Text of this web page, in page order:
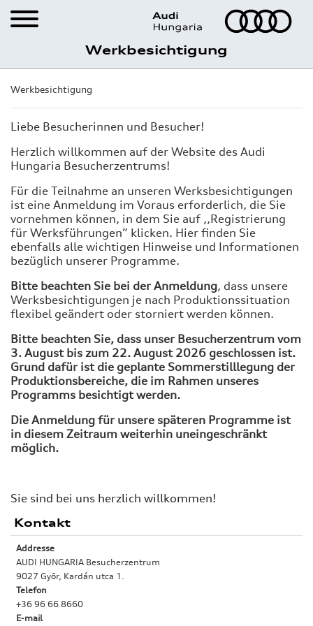
Werkbesichtigung
Werkbesichtigungen
Registrierung für
Werkführungen
Was Győr zu bieten hat
Audi Hungaria Shop
Werkbesichtigung
Liebe Besucherinnen und Besucher!
Herzlich willkommen auf der Website des Audi
Hungaria Besucherzentrums!
Für die Teilnahme an unseren Werksbesichtigungen
ist eine Anmeldung im Voraus erforderlich, die Sie
vornehmen können, in dem Sie auf ,,Registrierung
für Werksführungen” klicken. Hier finden Sie
ebenfalls alle wichtigen Hinweise und Informationen
bezüglich unserer Programme.
Bitte beachten Sie bei der Anmeldung, dass unsere
Werksbesichtigungen je nach Produktionssituation
flexibel geändert oder storniert werden können.
Bitte beachten Sie, dass unser Besucherzentrum vom
3. August bis zum 22. August 2026 geschlossen ist.
Grund dafür ist die geplante Sommerstilllegung der
Produktionsbereiche, die im Rahmen unseres
Programms besichtigt werden.
Die Anmeldung für unsere späteren Programme ist
in diesem Zeitraum weiterhin uneingeschränkt
möglich.
Sie sind bei uns herzlich willkommen!
Kontakt
Addresse
AUDI HUNGARIA Besucherzentrum
9027 Győr, Kardán utca 1.
Telefon
+36 96 66 8660
E-mail